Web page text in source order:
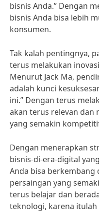
bisnis Anda.” Dengan
bisnis Anda bisa lebih
konsumen.
Tak kalah pentingnya,
terus melakukan
Menurut Jack Ma,
adalah kunci
ini.” Dengan terus
akan terus relevan dan
yang semakin
Dengan menerapkan
bisnis-di-era-digital
Anda bisa berkembang
persaingan yang
terus belajar dan
teknologi, karena